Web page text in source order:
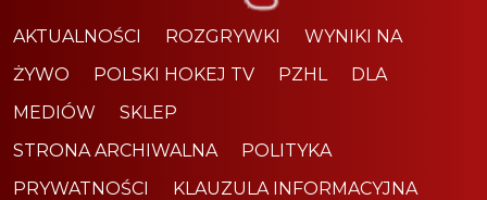
AKTUALNOŚCI ROZGRYWKI
WYNIKI NA
ŻYWO
POLSKI HOKEJ TV PZHL
DLA
MEDIÓW
SKLEP
STRONA ARCHIWALNA
POLITYKA
PRYWATNOŚCI
KLAUZULA INFORMACYJNA